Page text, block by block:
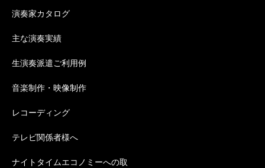
演奏家カタログ
主な演奏実績
生演奏派遣ご利用例
音楽制作・映像制作
レコーディング
テレビ関係者様へ
ナイトタイムエコノミーへの取